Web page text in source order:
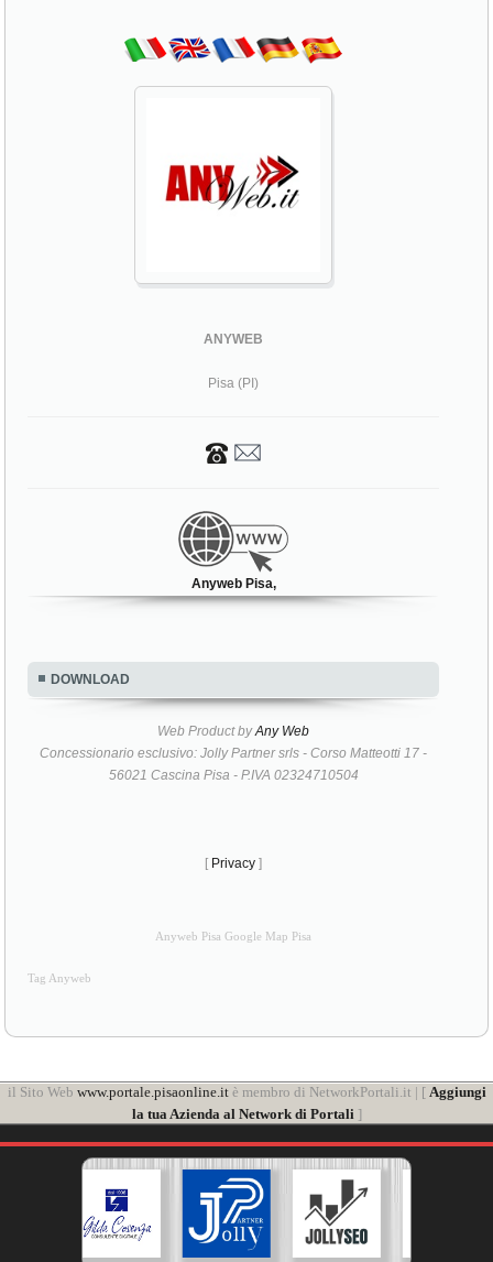
ANYWEB
Pisa (PI)
Anyweb Pisa,
DOWNLOAD
Web Product byAny Web
Concessionario esclusivo: Jolly Partner srls - Corso Matteotti 17 -
56021 Cascina Pisa - P.IVA 02324710504
[ Privacy ]
Anyweb Pisa Google Map Pisa
Tag Anyweb
il Sito Web www.portale.pisaonline.itè membro di NetworkPortali.it | [ Aggiungi
la tua Azienda al Network di Portali]